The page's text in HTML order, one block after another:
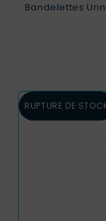
Bandelettes
RUPTURE DE